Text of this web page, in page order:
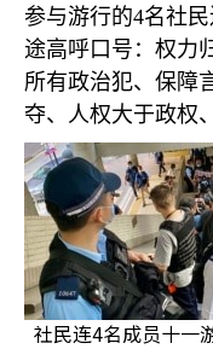
参与游行的4名社
途高呼口号：权力
所有政治犯、保障
夺、人权大于政权
社民连4名成员十一